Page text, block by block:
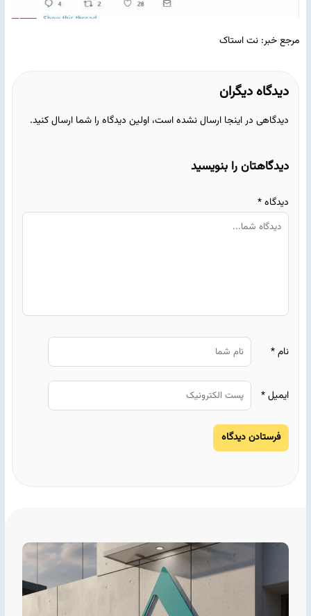
مرجع خبر: نت استاک
دیدگاه دیگران
دیدگاهی در اینجا ارسال نشده است، اولین دیدگاه را شما ارسال کنید.
دیدگاهتان را بنویسید
دیدگاه*
نام*
ایمیل*